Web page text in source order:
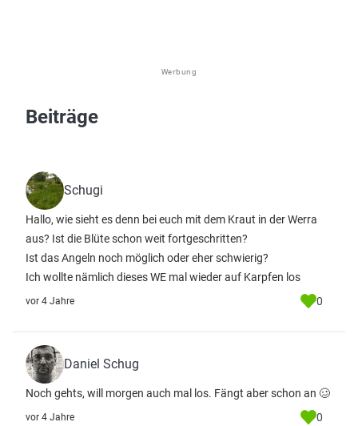
Werbung
Beiträge
Schugi
Hallo, wie sieht es denn bei euch mit dem Kraut in der Werra
aus? Ist die Blüte schon weit fortgeschritten?
Ist das Angeln noch möglich oder eher schwierig?
Ich wollte nämlich dieses WE mal wieder auf Karpfen los
vor 4 Jahre 0
Daniel Schug
Noch gehts, will morgen auch mal los. Fängt aber schon an 🥴
vor 4 Jahre 0